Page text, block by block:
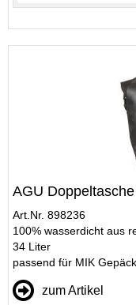
AGU
Art.Nr. 898236
100% wasserdicht aus
34 Liter
passend für MIK
zum Artikel